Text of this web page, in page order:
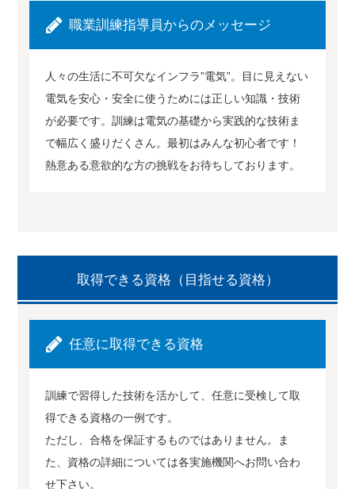
職業訓練指導員からのメッセージ
人々の生活に不可欠なインフラ”電気”。目に見えない
電気を安心・安全に使うためには正しい知識・技術
が必要です。訓練は電気の基礎から実践的な技術ま
で幅広く盛りだくさん。最初はみんな初心者です！
熱意ある意欲的な方の挑戦をお待ちしております。
取得できる資格（目指せる資格）
任意に取得できる資格
訓練で習得した技術を活かして、任意に受検して取
得できる資格の一例です。
ただし、合格を保証するものではありません。ま
た、資格の詳細については各実施機関へお問い合わ
せ下さい。